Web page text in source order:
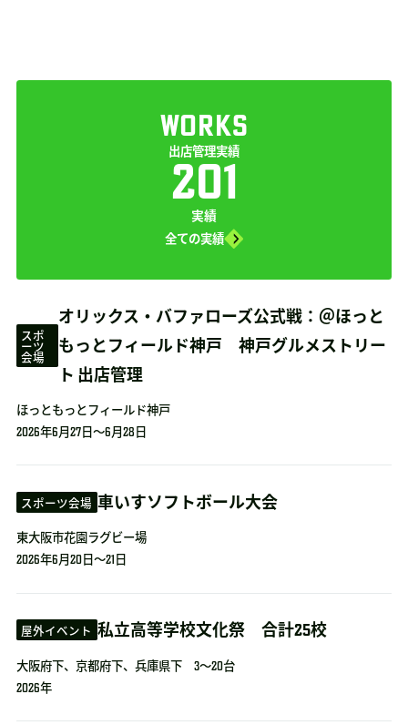
WORKS
出店管理実績
201
実績
全ての実績
スポ
ーツ
会場
オリックス・バファローズ公式戦：＠ほっと
もっとフィールド神戸 神戸グルメストリー
ト 出店管理
ほっともっとフィールド神戸
2026年6月27日～6月28日
スポーツ会場 車いすソフトボール大会
東大阪市花園ラグビー場
2026年6月20日～21日
屋外イベント 私立高等学校文化祭 合計25校
大阪府下、京都府下、兵庫県下 3～20台
2026年